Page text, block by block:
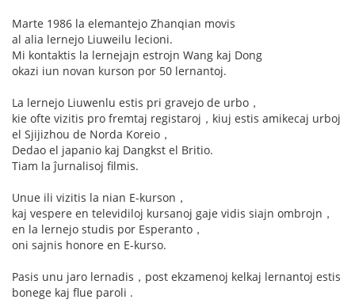
Marte 1986 la elemantejo Zhanqian movis
al alia lernejo Liuweilu lecioni.
Mi kontaktis la lernejajn estrojn Wang kaj Dong
okazi iun novan kurson por 50 lernantoj.
La lernejo Liuwenlu estis pri gravejo de urbo，
kie ofte vizitis pro fremtaj registaroj，kiuj estis amikecaj urboj
el Sjijizhou de Norda Koreio，
Dedao el japanio kaj Dangkst el Britio.
Tiam la ĵurnalisoj filmis.
Unue ili vizitis la nian E-kurson，
kaj vespere en televidiloj kursanoj gaje vidis siajn ombrojn，
en la lernejo studis por Esperanto，
oni sajnis honore en E-kurso.
Pasis unu jaro lernadis，post ekzamenoj kelkaj lernantoj estis
bonege kaj flue paroli .